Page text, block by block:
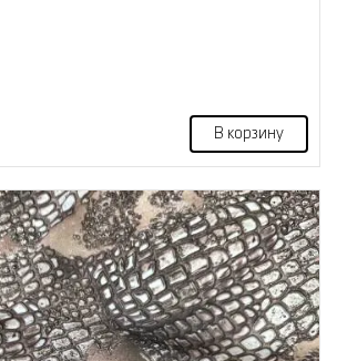
В корзину